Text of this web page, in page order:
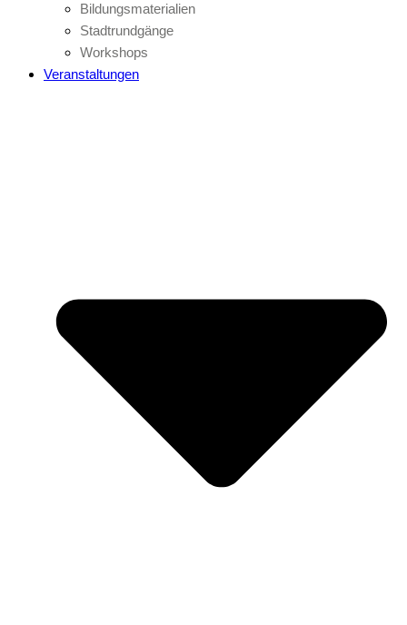
Bildungsmaterialien
Stadtrundgänge
Workshops
Veranstaltungen